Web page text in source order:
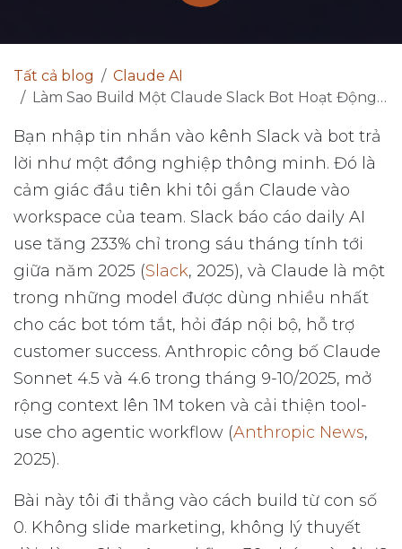
Tất cả blog
Claude AI
Làm Sao Build Một Claude Slack Bot Hoạt Động Trong 30 Phút?
Bạn nhập tin nhắn vào kênh Slack và bot trả
lời như một đồng nghiệp thông minh. Đó là
cảm giác đầu tiên khi tôi gắn Claude vào
workspace của team. Slack báo cáo daily AI
use tăng 233% chỉ trong sáu tháng tính tới
giữa năm 2025 (Slack, 2025), và Claude là một
trong những model được dùng nhiều nhất
cho các bot tóm tắt, hỏi đáp nội bộ, hỗ trợ
customer success. Anthropic công bố Claude
Sonnet 4.5 và 4.6 trong tháng 9-10/2025, mở
rộng context lên 1M token và cải thiện tool-
use cho agentic workflow (Anthropic News,
2025).
Bài này tôi đi thẳng vào cách build từ con số
0. Không slide marketing, không lý thuyết